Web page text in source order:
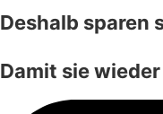
Deshalb sparen
Damit sie